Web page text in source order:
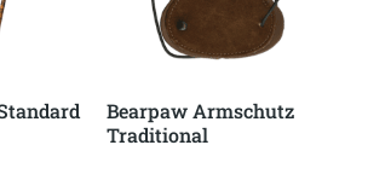
Bearpaw Armschutz
Traditional